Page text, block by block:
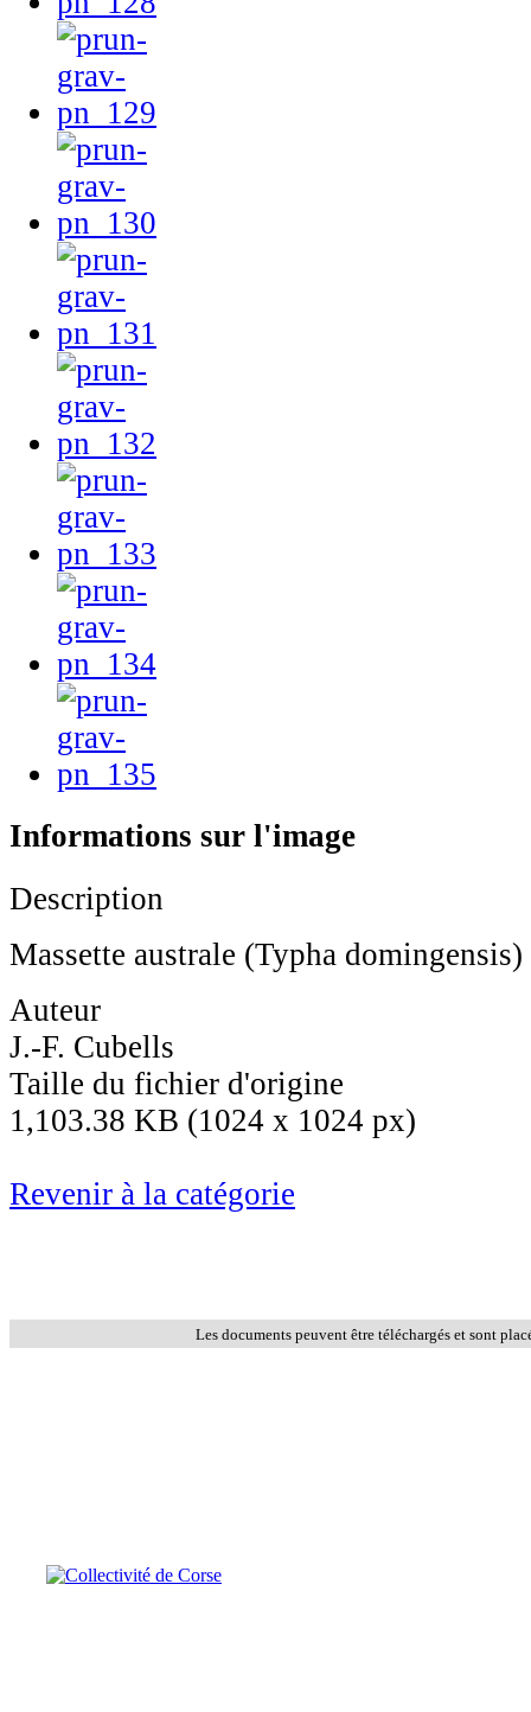
Informations sur l'image
Description
Massette australe (Typha domingensis)
Auteur
J.-F. Cubells
Taille du fichier d'origine
1,103.38 KB (1024 x 1024 px)
Revenir à la catégorie
Les documents peuvent être téléchargés et sont